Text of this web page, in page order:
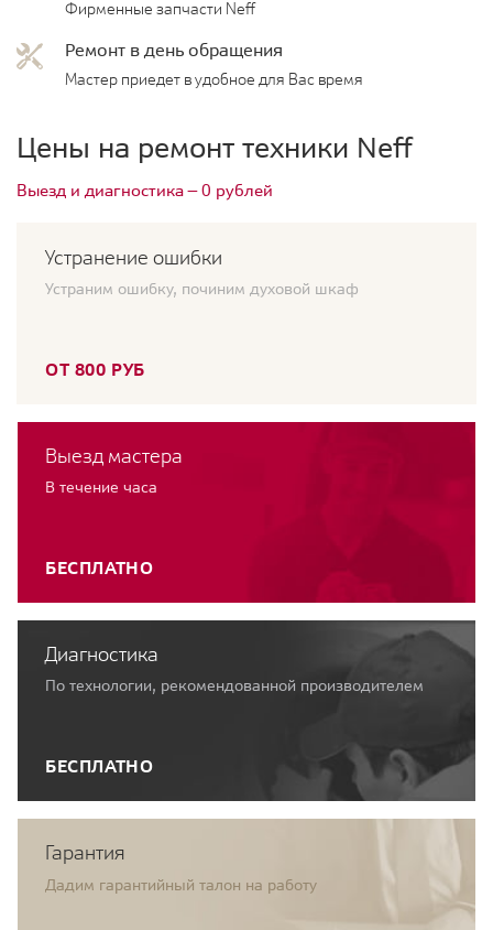
Фирменные запчасти Neff
Ремонт в день обращения
Мастер приедет в удобное для Вас время
Цены на ремонт техники Neff
Выезд и диагностика — 0 рублей
Устранение ошибки
Устраним ошибку, починим духовой шкаф
ОТ 800 РУБ
Выезд мастера
В течение часа
БЕСПЛАТНО
Диагностика
По технологии, рекомендованной производителем
БЕСПЛАТНО
Гарантия
Дадим гарантийный талон на работу